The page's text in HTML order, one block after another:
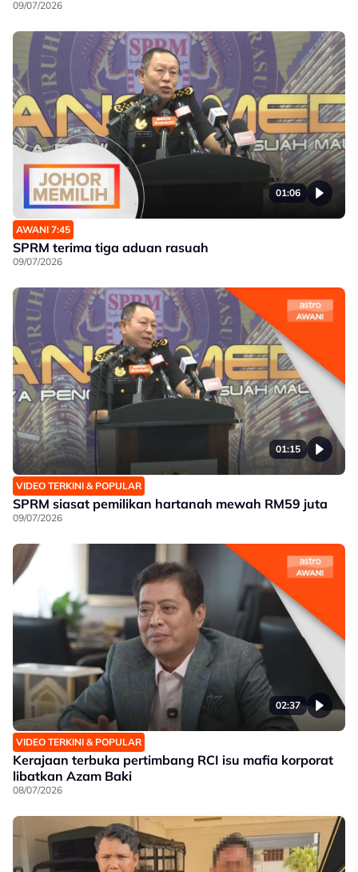
09/07/2026
01:06
AWANI 7:45
SPRM terima tiga aduan rasuah
09/07/2026
01:15
VIDEO TERKINI & POPULAR
SPRM siasat pemilikan hartanah mewah RM59 juta
09/07/2026
02:37
VIDEO TERKINI & POPULAR
Kerajaan terbuka pertimbang RCI isu mafia korporat
libatkan Azam Baki
08/07/2026